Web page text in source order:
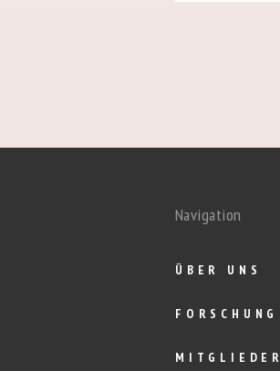
Navigation
ÜBER UNS
FORSCHUNG
MITGLIEDER